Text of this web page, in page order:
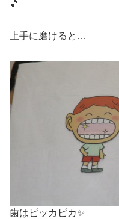
🎵
上手に磨けると…
歯はピッカピカ✨